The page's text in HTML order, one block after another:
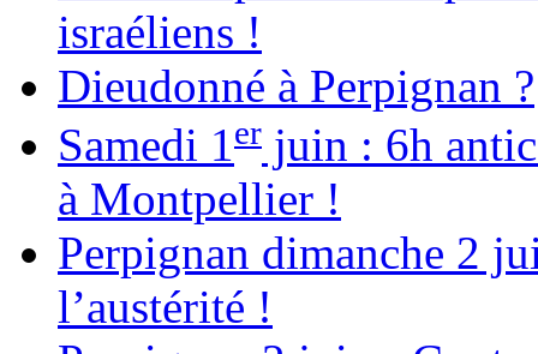
israéliens !
Dieudonné à Perpignan ?
Samedi 1 er juin : 6h
à Montpellier !
Perpignan dimanche 2
l’austérité !